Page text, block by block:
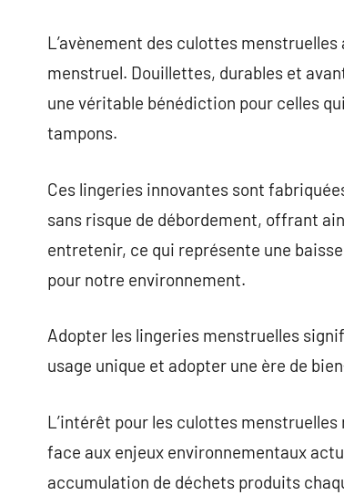
L’avènement des culottes
menstruel. Douillettes, durables et
une véritable bénédiction pour celles
tampons.
Ces lingeries innovantes sont
sans risque de débordement, offrant
entretenir, ce qui représente une
pour notre environnement.
Adopter les lingeries menstruelles
usage unique et adopter une ère de
L’intérêt pour les culottes
face aux enjeux environnementaux
accumulation de déchets produits